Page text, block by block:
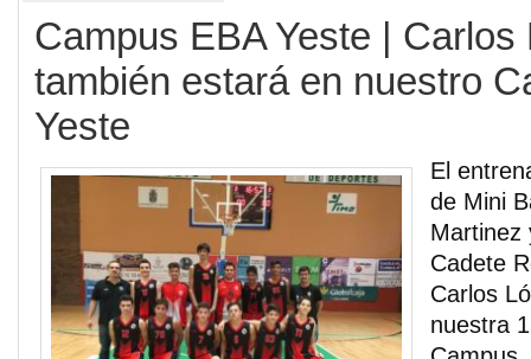
Campus EBA Yeste | Carlos
también estará en nuestro
Yeste
El
de Mini
Martinez
Cadete
Carlos
nuestra